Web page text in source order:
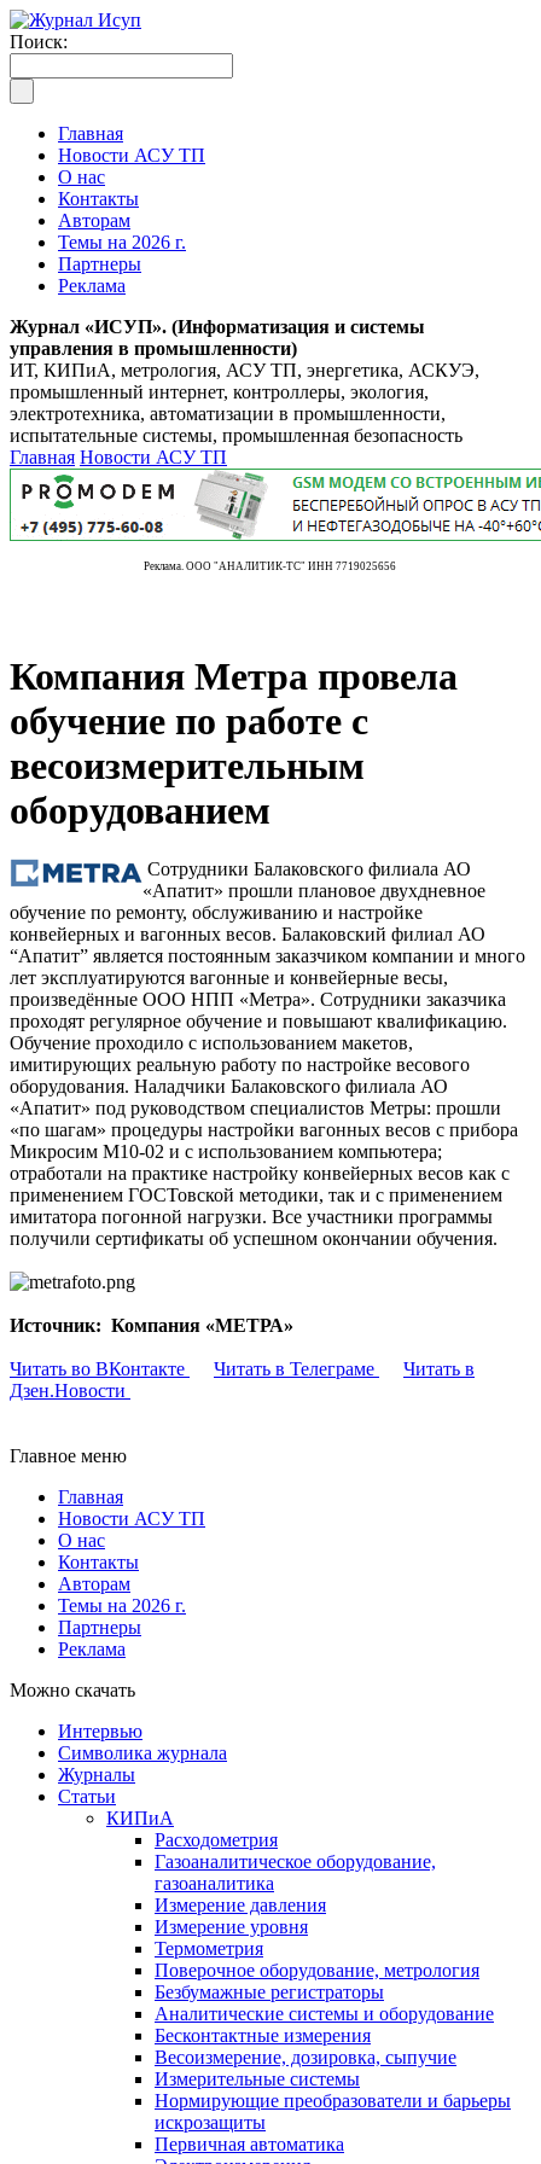
Поиск:
Главная
Новости АСУ ТП
О нас
Контакты
Авторам
Темы на 2026 г.
Партнеры
Реклама
Журнал «ИСУП». (Информатизация и системы
управления в промышленности)
ИТ, КИПиА, метрология, АСУ ТП, энергетика, АСКУЭ,
промышленный интернет, контроллеры, экология,
электротехника, автоматизации в промышленности,
испытательные системы, промышленная безопасность
Главная Новости АСУ ТП
Реклама. ООО "АНАЛИТИК-ТС" ИНН 7719025656
Компания Метра провела
обучение по работе с
весоизмерительным
оборудованием
Сотрудники Балаковского филиала АО
«Апатит» прошли плановое двухдневное
обучение по ремонту, обслуживанию и настройке
конвейерных и вагонных весов. Балаковский филиал АО
“Апатит” является постоянным заказчиком компании и много
лет эксплуатируются вагонные и конвейерные весы,
произведённые ООО НПП «Метра». Cотрудники заказчика
проходят регулярное обучение и повышают квалификацию.
Обучение проходило с использованием макетов,
имитирующих реальную работу по настройке весового
оборудования. Наладчики Балаковского филиала АО
«Апатит» под руководством специалистов Метры: прошли
«по шагам» процедуры настройки вагонных весов с прибора
Микросим М10-02 и с использованием компьютера;
отработали на практике настройку конвейерных весов как с
применением ГОСТовской методики, так и с применением
имитатора погонной нагрузки. Все участники программы
получили сертификаты об успешном окончании обучения.
Источник: Компания «МЕТРА»
Читать во ВКонтакте Читать в Телеграме
Читать в
Дзен.Новости
Главное меню
Главная
Новости АСУ ТП
О нас
Контакты
Авторам
Темы на 2026 г.
Партнеры
Реклама
Можно скачать
Интервью
Символика журнала
Журналы
Статьи
КИПиА
Расходометрия
Газоаналитическое оборудование,
газоаналитика
Измерение давления
Измерение уровня
Термометрия
Поверочное оборудование, метрология
Безбумажные регистраторы
Аналитические системы и оборудование
Бесконтактные измерения
Весоизмерение, дозировка, сыпучие
Измерительные системы
Нормирующие преобразователи и барьеры
искрозащиты
Первичная автоматика